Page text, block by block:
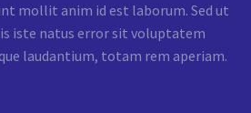
mollit anim id est laborum. Sed ut
iste natus error sit voluptatem
laudantium, totam rem aperiam.